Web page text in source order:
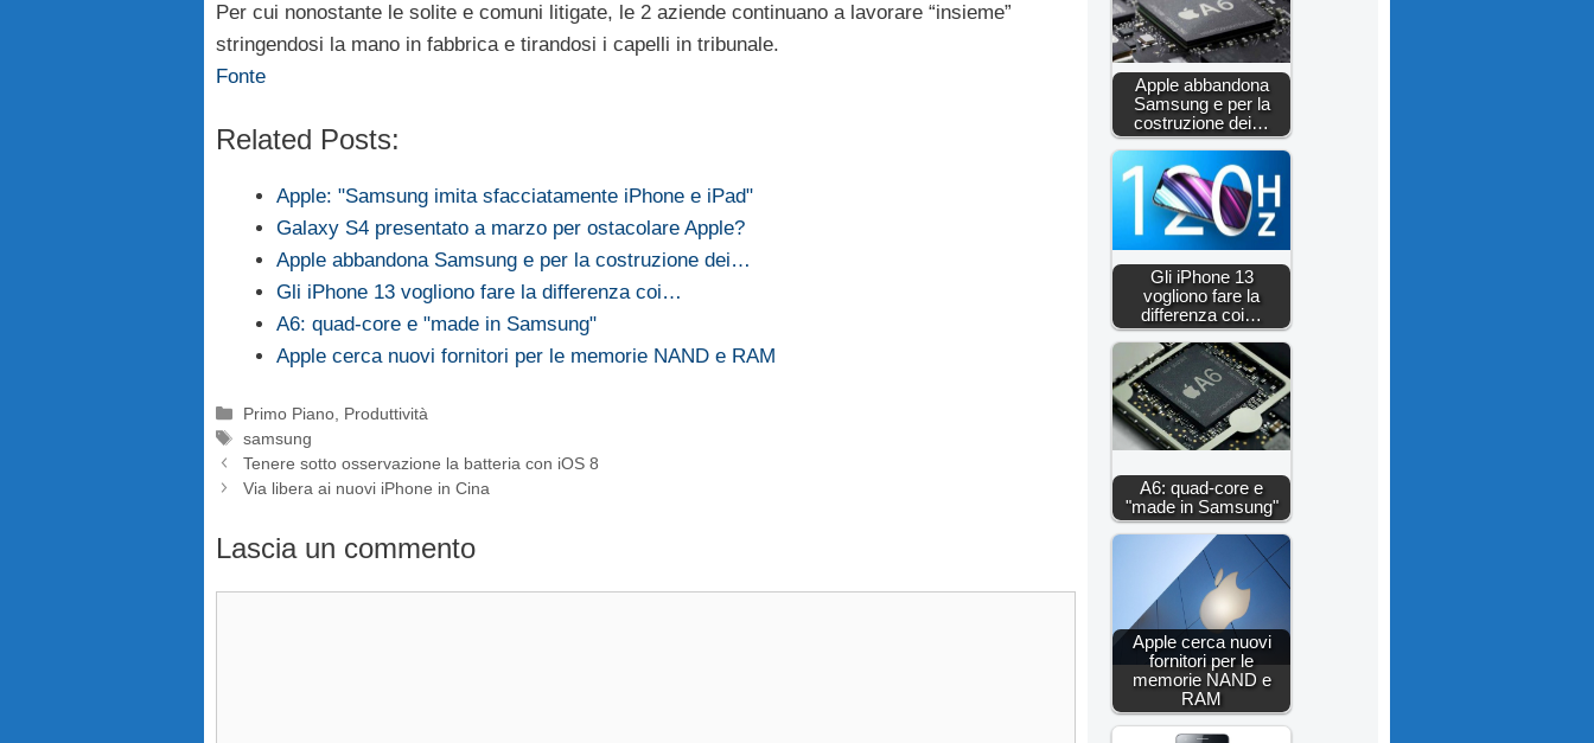
Per cui nonostante le solite e comuni litigate, le 2 aziende continuano a lavorare “insieme”
stringendosi la mano in fabbrica e tirandosi i capelli in tribunale.
Fonte
Related Posts:
Apple: "Samsung imita sfacciatamente iPhone e iPad"
Galaxy S4 presentato a marzo per ostacolare Apple?
Apple abbandona Samsung e per la costruzione dei…
Gli iPhone 13 vogliono fare la differenza coi…
A6: quad-core e "made in Samsung"
Apple cerca nuovi fornitori per le memorie NAND e RAM
Categorie
Primo Piano Produttività
Tag
samsung
Tenere sotto osservazione la batteria con iOS 8
Via libera ai nuovi iPhone in Cina
Lascia un commento
Apple abbandona
Samsung e per la
costruzione dei…
Gli iPhone 13
vogliono fare la
differenza coi…
A6: quad-core e
"made in Samsung"
Apple cerca nuovi
fornitori per le
memorie NAND e
RAM